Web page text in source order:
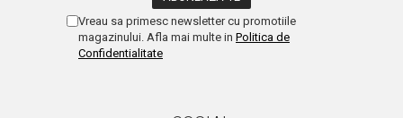
Vreau sa primesc newsletter cu promotiile
magazinului. Afla mai multe in Politica de
Confidentialitate